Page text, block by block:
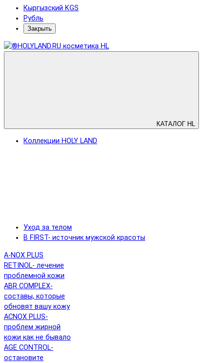
Кыргызский KGS
Рубль
Закрыть
КАТАЛОГ HL
Коллекции HOLY LAND
Уход за телом
B FIRST- источник мужской красоты
A-NOX PLUS
RETINOL- лечение
проблемной кожи
ABR COMPLEX-
составы, которые
обновят вашу кожу
ACNOX PLUS-
проблем жирной
кожи как не бывало
AGE CONTROL-
остановите